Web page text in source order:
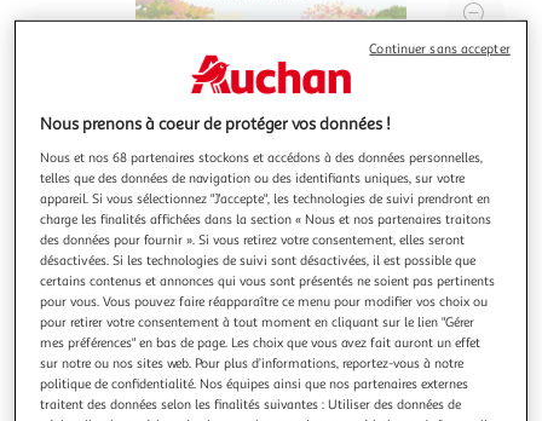
à
AMELIE ET LA METAPHYSIQUE DES TUBES, Nothomb
Amélie
Découvrez l'album du film d'animation, adapté du célèbre
roman d'Amélie Nothomb ! Durant les deux premières
Nous prenons à coeur de protéger vos données !
Nous et nos 68 partenaires stockons et accédons à des données personnelles,
telles que des données de navigation ou des identifiants uniques, sur votre
appareil. Si vous sélectionnez "J'accepte", les technologies de suivi prendront en
charge les finalités affichées dans la section « Nous et nos partenaires traitons
des données pour fournir ». Si vous retirez votre consentement, elles seront
désactivées. Si les technologies de suivi sont désactivées, il est possible que
certains contenus et annonces qui vous sont présentés ne soient pas pertinents
pour vous. Vous pouvez faire réapparaître ce menu pour modifier vos choix ou
pour retirer votre consentement à tout moment en cliquant sur le lien "Gérer
mes préférences" en bas de page. Les choix que vous avez fait auront un effet
sur notre ou nos sites web. Pour plus d’informations, reportez-vous à notre
politique de confidentialité. Nos équipes ainsi que nos partenaires externes
traitent des données selon les finalités suivantes : Utiliser des données de
Continuer sans accepter